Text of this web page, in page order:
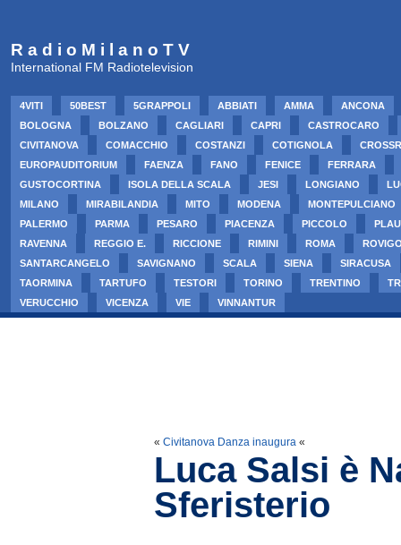
R a d i o M i l a n o T V
International FM Radiotelevision
4VITI 50BEST 5GRAPPOLI ABBIATI AMMA
ANCONA
BOLOGNA
BOLZANO CAGLIARI CAPRI
CASTROCARO
CIVITANOVA
COMACCHIO COSTANZI COTIGNOLA
EUROPAUDITORIUM
FAENZA FANO FENICE
FERRARA
GUSTOCORTINA
ISOLA DELLA SCALA JESI LONGIANO
MILANO
MIRABILANDIA MITO MODENA
MONTEPULCIANO
PALERMO
PARMA PESARO PIACENZA PICCOLO
RAVENNA
REGGIO E. RICCIONE RIMINI ROMA
SANTARCANGELO
SAVIGNANO SCALA SIENA
SIRACUSA
TAORMINA
TARTUFO TESTORI TORINO TRENTINO
VERUCCHIO
VICENZA VIE VINNANTUR
« Civitanova Danza inaugura «
Luca Salsi è
Sferisterio